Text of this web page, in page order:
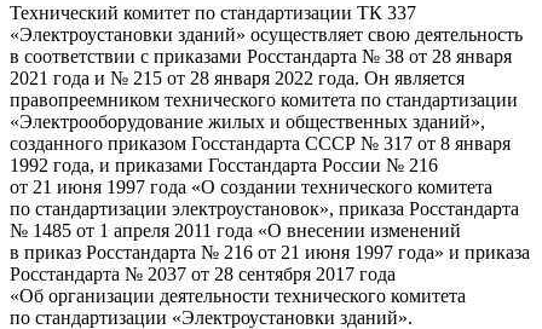
Технический комитет по стандартизации ТК 337
«Электроустановки зданий» осуществляет свою деятельность
в соответствии с приказами Росстандарта № 38 от 28 января
2021 года и № 215 от 28 января 2022 года. Он является
правопреемником технического комитета по стандартизации
«Электрооборудование жилых и общественных зданий»,
созданного приказом Госстандарта СССР № 317 от 8 января
1992 года, и приказами Госстандарта России № 216
от 21 июня 1997 года «О создании технического комитета
по стандартизации электроустановок», приказа Росстандарта
№ 1485 от 1 апреля 2011 года «О внесении изменений
в приказ Росстандарта № 216 от 21 июня 1997 года» и приказа
Росстандарта № 2037 от 28 сентября 2017 года
«Об организации деятельности технического комитета
по стандартизации «Электроустановки зданий».